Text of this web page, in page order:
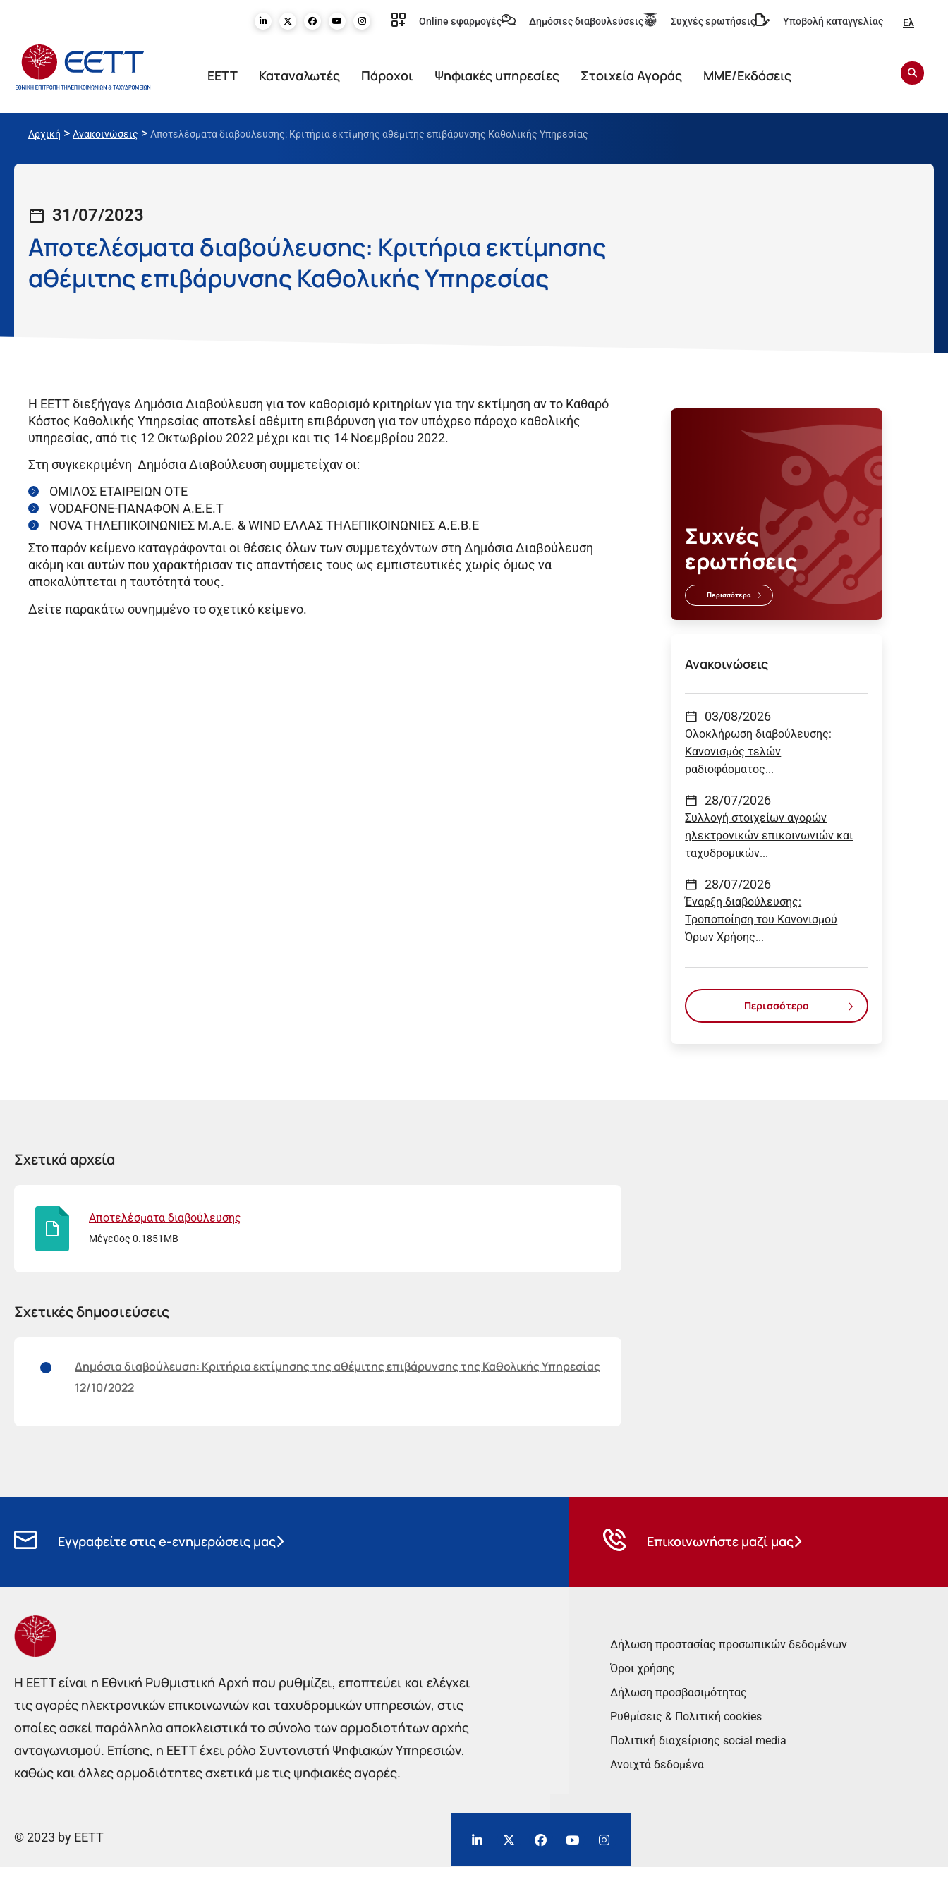
Online εφαρμογές Δημόσιες διαβουλεύσεις Συχνές ερωτήσεις Υποβολή καταγγελίας Ελ
ΕΕΤΤ Καταναλωτές Πάροχοι Ψηφιακές υπηρεσίες Στοιχεία Αγοράς ΜΜΕ/Εκδόσεις
Αρχική > Ανακοινώσεις > Αποτελέσματα διαβούλευσης: Κριτήρια εκτίμησης αθέμιτης επιβάρυνσης Καθολικής Υπηρεσίας
31/07/2023
Αποτελέσματα διαβούλευσης: Κριτήρια εκτίμησης
αθέμιτης επιβάρυνσης Καθολικής Υπηρεσίας
Η ΕΕΤΤ διεξήγαγε Δημόσια Διαβούλευση για τον καθορισμό κριτηρίων για την εκτίμηση αν το Καθαρό
Κόστος Καθολικής Υπηρεσίας αποτελεί αθέμιτη επιβάρυνση για τον υπόχρεο πάροχο καθολικής
υπηρεσίας, από τις 12 Οκτωβρίου 2022 μέχρι και τις 14 Νοεμβρίου 2022.
Στη συγκεκριμένη Δημόσια Διαβούλευση συμμετείχαν οι:
ΟΜΙΛΟΣ ΕΤΑΙΡΕΙΩΝ ΟΤΕ
VODAFONE-ΠΑΝΑΦΟΝ Α.Ε.Ε.Τ
NOVA ΤΗΛΕΠΙΚΟΙΝΩΝΙΕΣ M.A.E. & WIND ΕΛΛΑΣ ΤΗΛΕΠΙΚΟΙΝΩΝΙΕΣ Α.Ε.Β.Ε
Στο παρόν κείμενο καταγράφονται οι θέσεις όλων των συμμετεχόντων στη Δημόσια Διαβούλευση
ακόμη και αυτών που χαρακτήρισαν τις απαντήσεις τους ως εμπιστευτικές χωρίς όμως να
αποκαλύπτεται η ταυτότητά τους.
Δείτε παρακάτω συνημμένο το σχετικό κείμενο.
Συχνές
ερωτήσεις
Περισσότερα
Ανακοινώσεις
03/08/2026
Ολοκλήρωση διαβούλευσης:
Κανονισμός τελών
ραδιοφάσματος...
28/07/2026
Συλλογή στοιχείων αγορών
ηλεκτρονικών επικοινωνιών και
ταχυδρομικών...
28/07/2026
Έναρξη διαβούλευσης:
Τροποποίηση του Κανονισμού
Όρων Χρήσης...
Περισσότερα
Σχετικά αρχεία
Αποτελέσματα διαβούλευσης
Μέγεθος 0.1851MB
Σχετικές δημοσιεύσεις
Δημόσια διαβούλευση: Κριτήρια εκτίμησης της αθέμιτης επιβάρυνσης της Καθολικής Υπηρεσίας
12/10/2022
Εγγραφείτε στις e-ενημερώσεις μας Επικοινωνήστε μαζί μας
Η EETT είναι η Εθνική Ρυθμιστική Αρχή που ρυθμίζει, εποπτεύει και ελέγχει
τις αγορές ηλεκτρονικών επικοινωνιών και ταχυδρομικών υπηρεσιών, στις
οποίες ασκεί παράλληλα αποκλειστικά το σύνολο των αρμοδιοτήτων αρχής
ανταγωνισμού. Επίσης, η ΕΕΤΤ έχει ρόλο Συντονιστή Ψηφιακών Υπηρεσιών,
καθώς και άλλες αρμοδιότητες σχετικά με τις ψηφιακές αγορές.
Δήλωση προστασίας προσωπικών δεδομένων
Όροι χρήσης
Δήλωση προσβασιμότητας
Ρυθμίσεις & Πολιτική cookies
Πολιτική διαχείρισης social media
Ανοιχτά δεδομένα
© 2023 by EETT